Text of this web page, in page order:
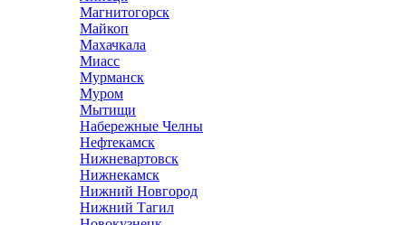
Магнитогорск
Майкоп
Махачкала
Миасс
Мурманск
Муром
Мытищи
Набережные Челны
Нефтекамск
Нижневартовск
Нижнекамск
Нижний Новгород
Нижний Тагил